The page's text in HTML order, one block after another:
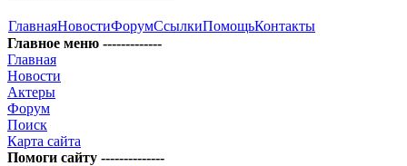
ГлавнаяНовостиФорумСсылкиПомощьКонтакты
Главное меню -------------
Главная
Новости
Актеры
Форум
Поиск
Карта сайта
Помоги сайту --------------